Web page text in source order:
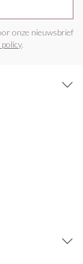
onze nieuwsbrief
.